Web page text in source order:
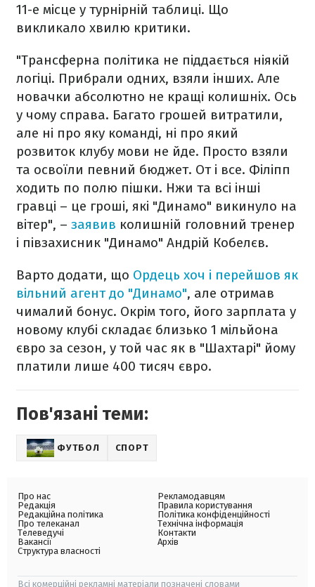
11-е місце у турнірній таблиці. Що
викликало хвилю критики.
"Трансферна політика не піддається ніякій
логіці. Прибрали одних, взяли інших. Але
новачки абсолютно не кращі колишніх. Ось
у чому справа. Багато грошей витратили,
але ні про яку команді, ні про який
розвиток клубу мови не йде. Просто взяли
та освоїли певний бюджет. От і все. Філіпп
ходить по полю пішки. Нжи та всі інші
гравці – це гроші, які "Динамо" викинуло на
вітер", – заявив колишній головний тренер
і півзахисник "Динамо" Андрій Кобелєв.
Варто додати, що Ордець хоч і перейшов як
вільний агент до "Динамо", але отримав
чималий бонус. Окрім того, його зарплата у
новому клубі складає близько 1 мільйона
євро за сезон, у той час як в "Шахтарі" йому
платили лише 400 тисяч євро.
Пов'язані теми:
ФУТБОЛ СПОРТ
Про нас
Редакція
Редакційна політика
Про телеканал
Телеведучі
Вакансії
Структура власності
Рекламодавцям
Правила користування
Політика конфіденційності
Технічна інформація
Контакти
Архів
Всі комерційні рекламні матеріали позначені словами